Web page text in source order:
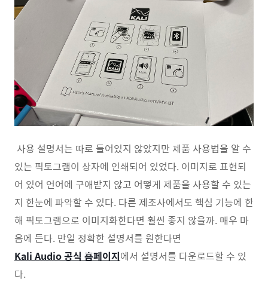
사용 설명서는 따로 들어있지 않았지만 제품 사용법을 알 수
있는 픽토그램이 상자에 인쇄되어 있었다. 이미지로 표현되
어 있어 언어에 구애받지 않고 어떻게 제품을 사용할 수 있는
지 한눈에 파악할 수 있다. 다른 제조사에서도 핵심 기능에 한
해 픽토그램으로 이미지화한다면 훨씬 좋지 않을까. 매우 마
음에 든다. 만일 정확한 설명서를 원한다면
Kali Audio 공식 홈페이지에서 설명서를 다운로드할 수 있
다.